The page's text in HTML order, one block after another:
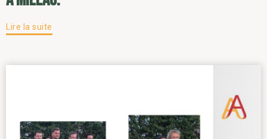
Lire la suite